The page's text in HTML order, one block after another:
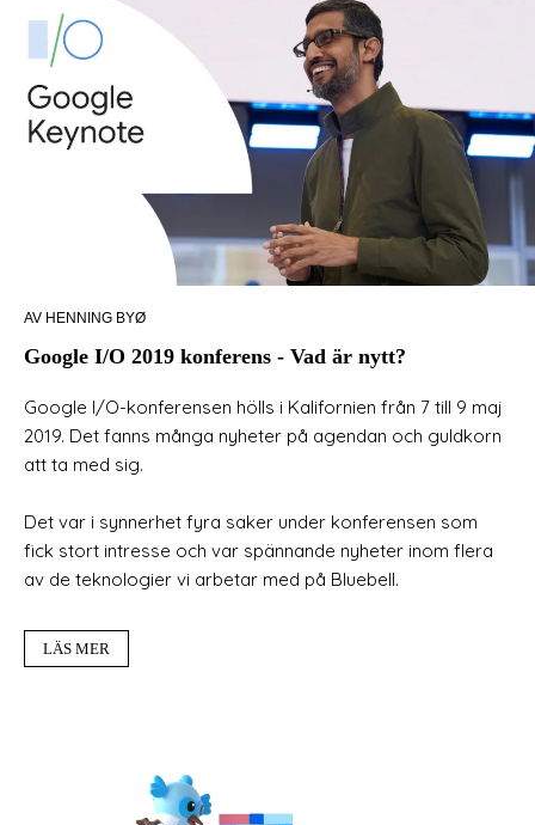
AV HENNING BYØ
Google I/O 2019 konferens - Vad är nytt?
Google I/O-konferensen hölls i Kalifornien från 7 till 9 maj
2019. Det fanns många nyheter på agendan och guldkorn
att ta med sig.
Det var i synnerhet fyra saker under konferensen som
fick stort intresse och var spännande nyheter inom flera
av de teknologier vi arbetar med på Bluebell.
LÄS MER